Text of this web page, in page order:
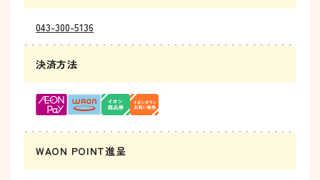
043-300-5136
決済方法
WAON POINT進呈